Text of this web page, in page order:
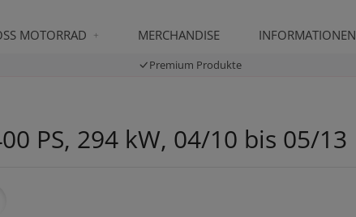
MOTORRAD MERCHANDISE INFORMATIONEN
Premium Produkte
PS, 294 kW, 04/10 bis 05/13